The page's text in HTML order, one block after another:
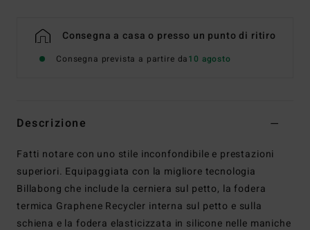
Consegna a casa o presso un punto di ritiro
Consegna prevista a partire da10 agosto
Descrizione
Fatti notare con uno stile inconfondibile e prestazioni
superiori. Equipaggiata con la migliore tecnologia
Billabong che include la cerniera sul petto, la fodera
termica Graphene Recycler interna sul petto e sulla
schiena e la fodera elasticizzata in silicone nelle maniche